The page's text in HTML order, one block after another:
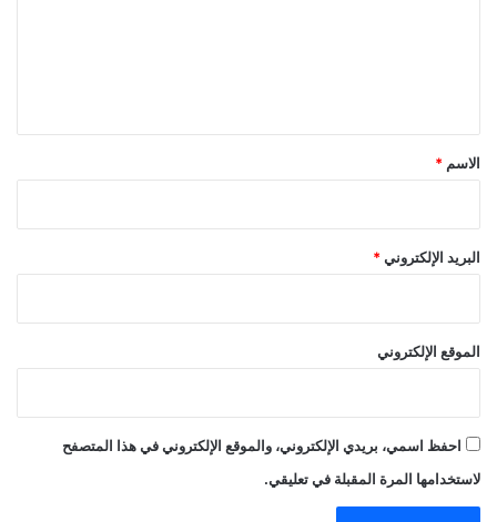
*
الاسم *
البريد الإلكتروني *
الموقع الإلكتروني
احفظ اسمي، بريدي الإلكتروني، والموقع الإلكتروني في هذا المتصفح
لاستخدامها المرة المقبلة في تعليقي.